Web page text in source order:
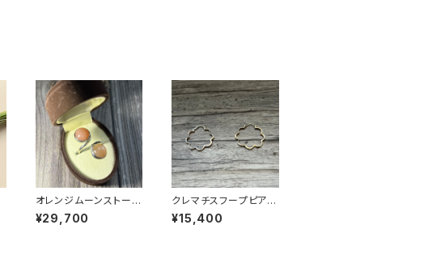
オレンジムーンストーン
ダブルストーンリング R
G24-247
¥29,700
クレマチスフープピアス
PE23-050
¥15,400